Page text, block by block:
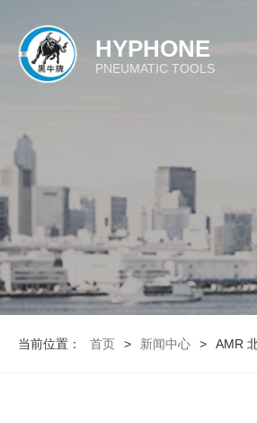
HYPHONE
PNEUMATIC TOOLS
当前位置： 首页 > 新闻中心 > AMR